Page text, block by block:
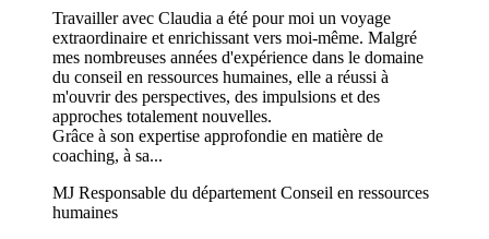
Travailler avec Claudia a été pour moi un voyage
extraordinaire et enrichissant vers moi-même. Malgré
mes nombreuses années d'expérience dans le domaine
du conseil en ressources humaines, elle a réussi à
m'ouvrir des perspectives, des impulsions et des
approches totalement nouvelles.
Grâce à son expertise approfondie en matière de
coaching, à sa...
MJ Responsable du département Conseil en ressources
humaines